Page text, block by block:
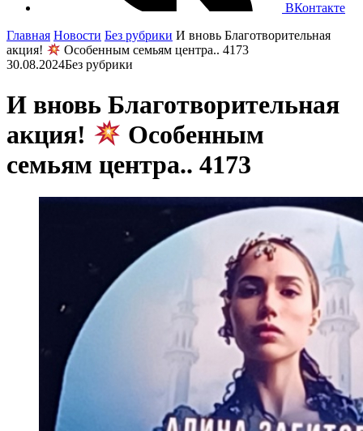
ВКонтакте
Главная Новости Без рубрики И вновь Благотворительная
акция!
Особенным семьям центра.. 4173
30.08.2024Без рубрики
И вновь Благотворительная
акция!
Особенным
семьям центра.. 4173